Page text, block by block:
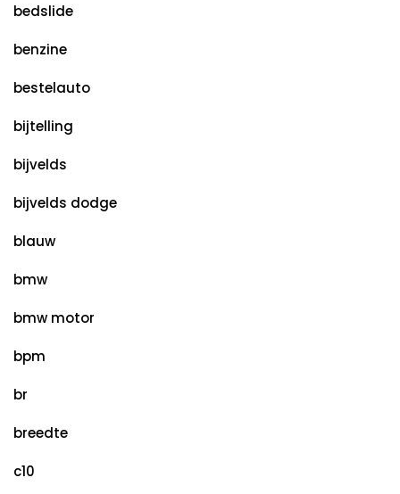
bedslide
benzine
bestelauto
bijtelling
bijvelds
bijvelds dodge
blauw
bmw
bmw motor
bpm
br
breedte
c10